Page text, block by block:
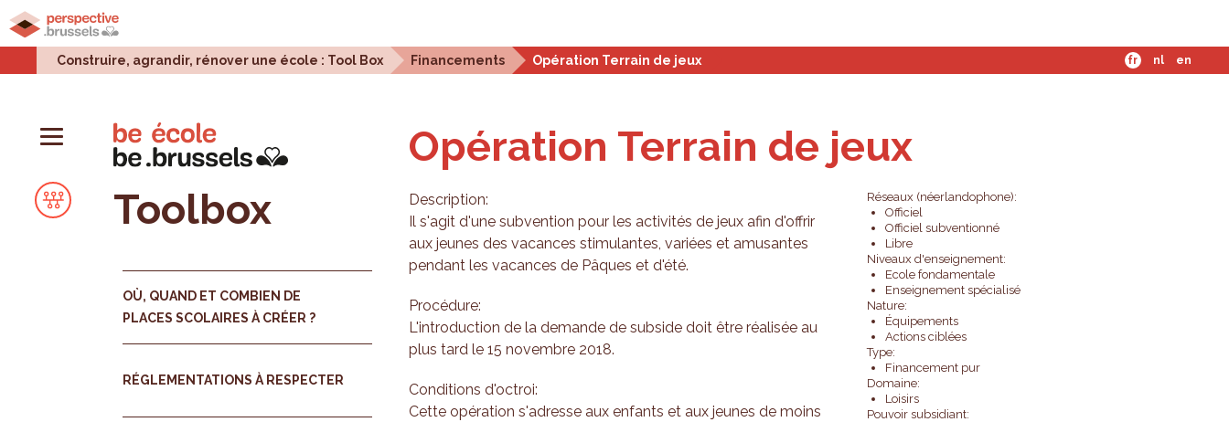
Accueil Projets urbains
Construire, agrandir, rénover une école : Tool Box Financements Opération Terrain de jeux fr nl en
Toolbox
OÙ, QUAND ET COMBIEN DE
PLACES SCOLAIRES À CRÉER ?
RÉGLEMENTATIONS À RESPECTER
Opération Terrain de jeux
Description:
Il s'agit d'une subvention pour les activités de jeux afin d'offrir
aux jeunes des vacances stimulantes, variées et amusantes
pendant les vacances de Pâques et d'été.
Procédure:
L'introduction de la demande de subside doit être réalisée au
plus tard le 15 novembre 2018.
Conditions d'octroi:
Cette opération s'adresse aux enfants et aux jeunes de moins
Réseaux (néerlandophone):
Officiel
Officiel subventionné
Libre
Niveaux d'enseignement:
Ecole fondamentale
Enseignement spécialisé
Nature:
Équipements
Actions ciblées
Type:
Financement pur
Domaine:
Loisirs
Pouvoir subsidiant: